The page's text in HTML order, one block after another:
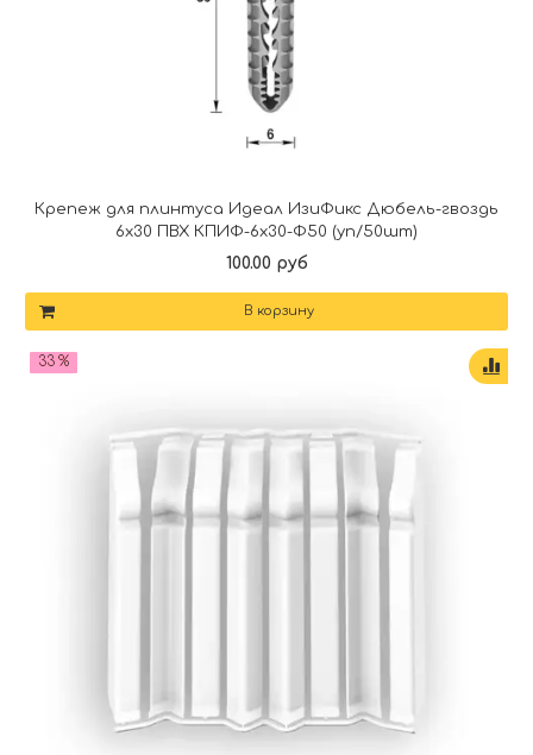
Крепеж для плинтуса Идеал ИзиФикс Дюбель-гвоздь
6х30 ПВХ КПИФ-6х30-Ф50 (уп/50шт)
100.00 руб
В корзину
33 %